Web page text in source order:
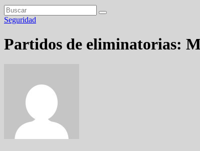
Seguridad
Partidos de eliminatorias: